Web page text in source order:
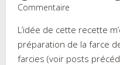
Commentaire
L’idée de cette recette
préparation de la farce
farcies (voir posts